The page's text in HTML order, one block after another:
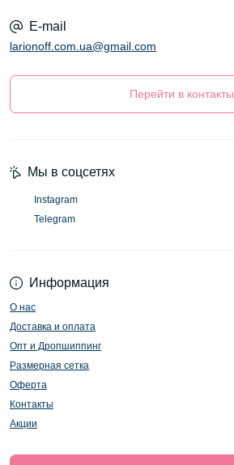
E-mail
larionoff.com.ua@gmail.com
Перейти в контакты
Информация
О нас
Доставка и оплата
Опт и Дропшиппинг
Размерная сетка
Оферта
Контакты
Акции
Мы в соцсетях
Instagram
Telegram